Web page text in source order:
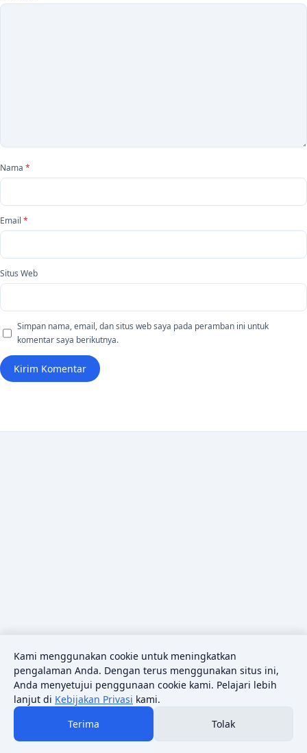
Nama *
Email *
Situs Web
Simpan nama, email, dan situs web saya pada peramban ini untuk
komentar saya berikutnya.
Kami menggunakan cookie untuk meningkatkan
pengalaman Anda. Dengan terus menggunakan situs ini,
Anda menyetujui penggunaan cookie kami. Pelajari lebih
lanjut di Kebijakan Privasi kami.
Terima
Tolak